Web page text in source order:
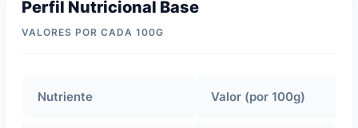
Perfil Nutricional Base
VALORES POR CADA 100G
Nutriente Valor (por 100g)